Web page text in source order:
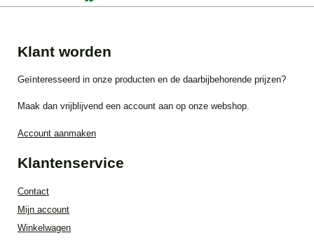
Klant worden
Geïnteresseerd in onze producten en de daarbijbehorende prijzen?
Maak dan vrijblijvend een account aan op onze webshop.
Account aanmaken
Klantenservice
Contact
Mijn account
Winkelwagen